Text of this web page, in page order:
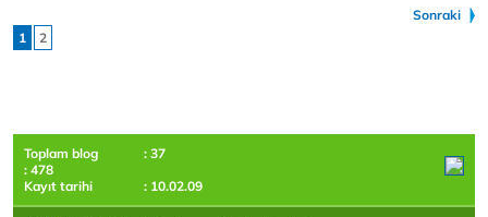
Sonraki
1
2
Toplam blog
: 37
: 478
Kayıt tarihi
: 10.02.09